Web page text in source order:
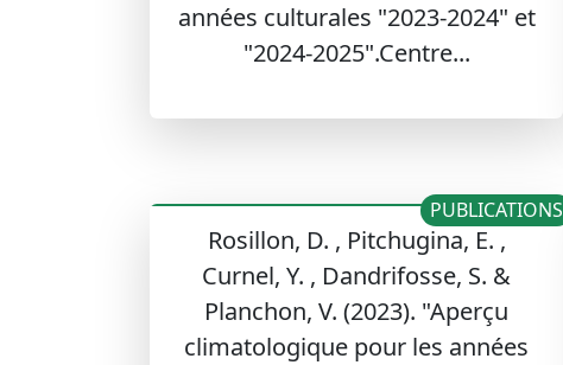
années culturales "2023-2024" et
"2024-2025".Centre...
Rosillon, D. , Pitchugina, E. ,
Curnel, Y. , Dandrifosse, S. &
Planchon, V. (2023). "Aperçu
climatologique pour les années
PUBLICATIONS